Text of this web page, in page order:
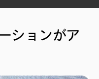
ションがア